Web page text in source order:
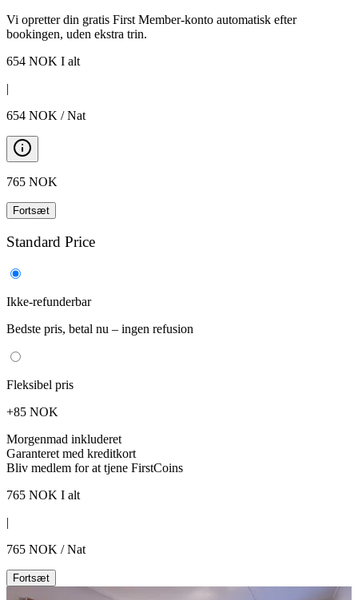
Vi opretter din gratis First Member-konto automatisk efter
bookingen, uden ekstra trin.
654 NOK I alt
|
654 NOK / Nat
765 NOK
Fortsæt
Standard Price
Ikke-refunderbar
Bedste pris, betal nu – ingen refusion
Fleksibel pris
+85 NOK
Morgenmad inkluderet
Garanteret med kreditkort
Bliv medlem for at tjene FirstCoins
765 NOK I alt
|
765 NOK / Nat
Fortsæt